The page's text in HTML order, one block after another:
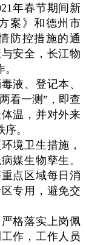
年春节期间新
案》和德州市
防控措施的通
安全，长江物
、登记本、
看一测”，即查
温，并对外来
。
境卫生措施，
媒生物孳生。
点区域每日消
专用，避免交
格落实上岗佩
作，工作人员